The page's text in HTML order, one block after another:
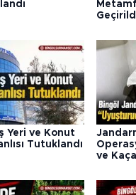
Yeri ve Konut
Tutuklandı
ve